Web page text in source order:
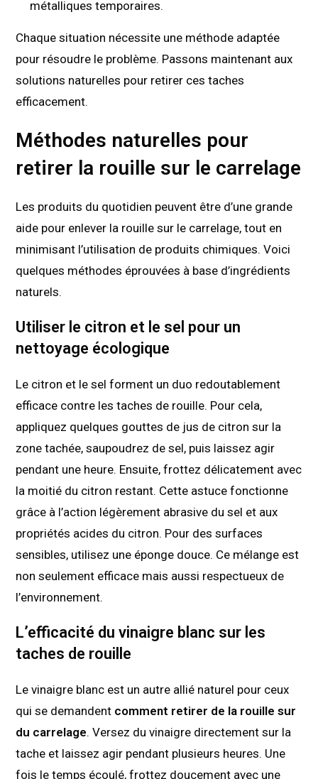
métalliques temporaires.
Chaque situation nécessite une méthode adaptée
pour résoudre le problème. Passons maintenant aux
solutions naturelles pour retirer ces taches
efficacement.
Méthodes naturelles pour
retirer la rouille sur le carrelage
Les produits du quotidien peuvent être d’une grande
aide pour enlever la rouille sur le carrelage, tout en
minimisant l’utilisation de produits chimiques. Voici
quelques méthodes éprouvées à base d’ingrédients
naturels.
Utiliser le citron et le sel pour un
nettoyage écologique
Le citron et le sel forment un duo redoutablement
efficace contre les taches de rouille. Pour cela,
appliquez quelques gouttes de jus de citron sur la
zone tachée, saupoudrez de sel, puis laissez agir
pendant une heure. Ensuite, frottez délicatement avec
la moitié du citron restant. Cette astuce fonctionne
grâce à l’action légèrement abrasive du sel et aux
propriétés acides du citron. Pour des surfaces
sensibles, utilisez une éponge douce. Ce mélange est
non seulement efficace mais aussi respectueux de
l’environnement.
L’efficacité du vinaigre blanc sur les
taches de rouille
Le vinaigre blanc est un autre allié naturel pour ceux
qui se demandent comment retirer de la rouille sur
du carrelage. Versez du vinaigre directement sur la
tache et laissez agir pendant plusieurs heures. Une
fois le temps écoulé, frottez doucement avec une